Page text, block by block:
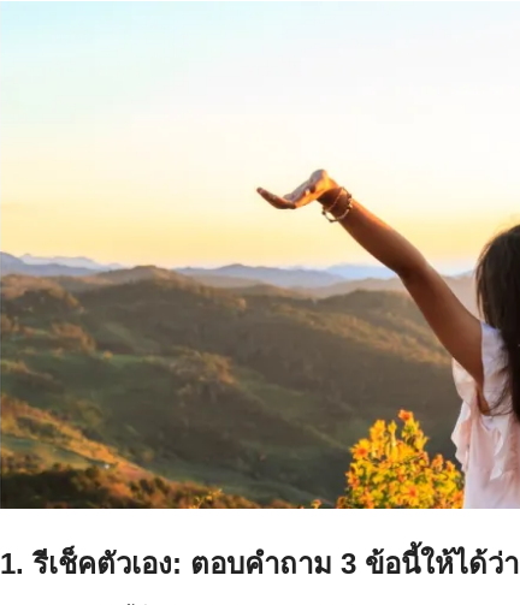
1.รีเช็คตัวเอง: ตอบคำถาม 3 ข้อนี้ให้ได้ว่า